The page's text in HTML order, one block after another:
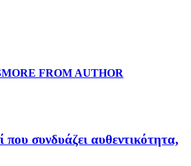
MORE FROM AUTHOR
που συνδυάζει αυθεντικότητα,